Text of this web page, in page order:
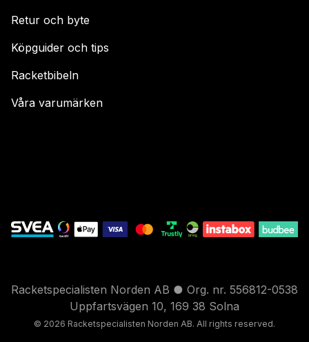
Retur och byte
Köpguider och tips
Racketbibeln
Våra varumärken
Racketspecialisten Norden AB ● Org. nr. 556812-0538
Uppfartsvägen 10, 169 38 Solna
© 2026 Racketspecialisten Norden AB. All rights reserved.